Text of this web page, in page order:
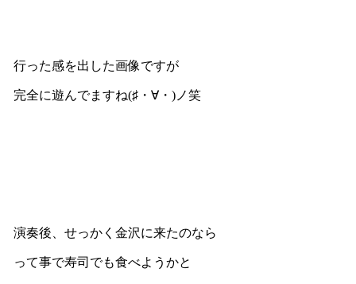
行った感を出した画像ですが
完全に遊んでますね(♯・∀・)ノ笑
演奏後、せっかく金沢に来たのなら
って事で寿司でも食べようかと